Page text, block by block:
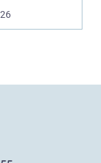
I en stad